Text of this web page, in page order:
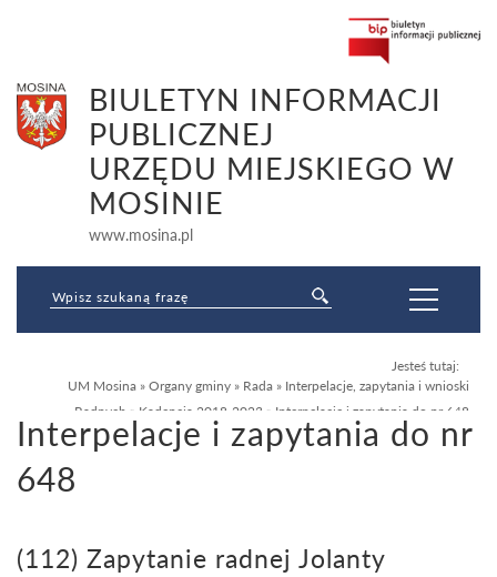
BIULETYN INFORMACJI
PUBLICZNEJ
URZĘDU MIEJSKIEGO W
MOSINIE
www.mosina.pl
Jesteś tutaj:
UM Mosina » Organy gminy » Rada » Interpelacje, zapytania i wnioski
Radnych » Kadencja 2018-2023 » Interpelacje i zapytania do nr 648
Interpelacje i zapytania do nr
648
(112) Zapytanie radnej Jolanty